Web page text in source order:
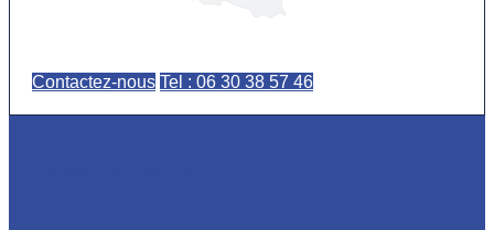
Contactez-nous Tel : 06 30 38 57 46